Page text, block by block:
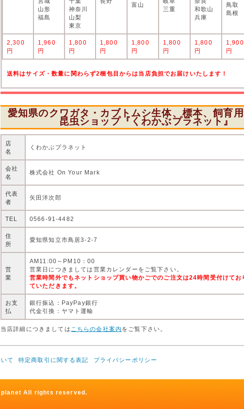
山形
福島
神奈川
山梨
東京
富山
三重
和歌山
兵庫
鳥取
島根
2,300
円
1,960
円
1,800
円
1,800
円
1,800
円
1,800
円
1,800
円
1,900
円
送料はサイズ・数量に関わらず2梱包目からは当店負担でお届けいたします！
愛知県のクワガタ・カブトムシ生体、標本、飼育
昆虫ショップ『くわかぶプラネット』
店
名
くわかぶプラネット
会社
名
株式会社 On Your Mark
代表
者
矢田洋次郎
TEL 0566-91-4482
住
所
愛知県知立市鳥居3-2-7
営
業
AM11:00～PM10：00
営業日につきましては営業カレンダーをご覧下さい。
営業時間外でもネットショップ買い物かごでのご注文は24時間受付けて
ていただきます。
お支
払
銀行振込：PayPay銀行
代金引換：ヤマト運輸
当店詳細につきましては こちらの会社案内 をご覧下さい。
て 特定商取引に関する表記 プライバシーポリシー
planet All rights reserved.